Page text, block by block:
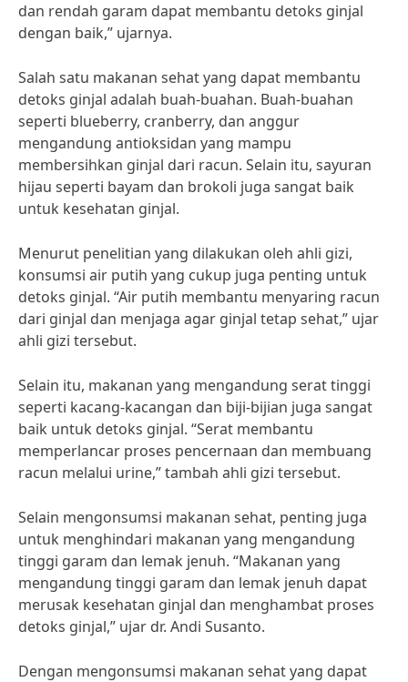
dan rendah garam dapat membantu detoks ginjal
dengan baik,” ujarnya.
Salah satu makanan sehat yang dapat membantu
detoks ginjal adalah buah-buahan. Buah-buahan
seperti blueberry, cranberry, dan anggur
mengandung antioksidan yang mampu
membersihkan ginjal dari racun. Selain itu, sayuran
hijau seperti bayam dan brokoli juga sangat baik
untuk kesehatan ginjal.
Menurut penelitian yang dilakukan oleh ahli gizi,
konsumsi air putih yang cukup juga penting untuk
detoks ginjal. “Air putih membantu menyaring racun
dari ginjal dan menjaga agar ginjal tetap sehat,” ujar
ahli gizi tersebut.
Selain itu, makanan yang mengandung serat tinggi
seperti kacang-kacangan dan biji-bijian juga sangat
baik untuk detoks ginjal. “Serat membantu
memperlancar proses pencernaan dan membuang
racun melalui urine,” tambah ahli gizi tersebut.
Selain mengonsumsi makanan sehat, penting juga
untuk menghindari makanan yang mengandung
tinggi garam dan lemak jenuh. “Makanan yang
mengandung tinggi garam dan lemak jenuh dapat
merusak kesehatan ginjal dan menghambat proses
detoks ginjal,” ujar dr. Andi Susanto.
Dengan mengonsumsi makanan sehat yang dapat